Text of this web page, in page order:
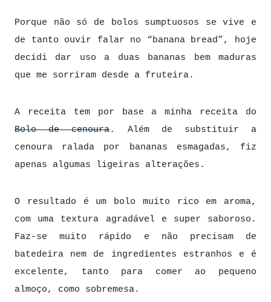
Porque não só de bolos sumptuosos se vive e
de tanto ouvir falar no “banana bread”, hoje
decidi dar uso a duas bananas bem maduras
que me sorriram desde a fruteira.
A receita tem por base a minha receita do
Bolo de cenoura. Além de substituir a
cenoura ralada por bananas esmagadas, fiz
apenas algumas ligeiras alterações.
O resultado é um bolo muito rico em aroma,
com uma textura agradável e super saboroso.
Faz-se muito rápido e não precisam de
batedeira nem de ingredientes estranhos e é
excelente, tanto para comer ao pequeno
almoço, como sobremesa.